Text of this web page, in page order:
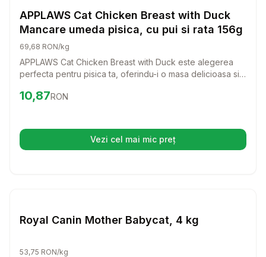
APPLAWS Cat Chicken Breast with Duck
Mancare umeda pisica, cu pui si rata 156g
69,68 RON/kg
APPLAWS Cat Chicken Breast with Duck este alegerea
perfecta pentru pisica ta, oferindu-i o masa delicioasa si
hrana umeda va satisface chiar si cele mai pretentioase
Preț:10.87
10,87RON
Vezi cel mai mic preț(se deschide într-o filă nouă)
Royal Canin Mother Babycat, 4 kg
53,75 RON/kg